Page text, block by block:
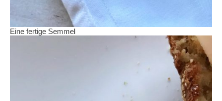
Eine fertige Semmel